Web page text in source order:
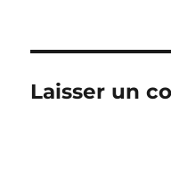
Laisser un